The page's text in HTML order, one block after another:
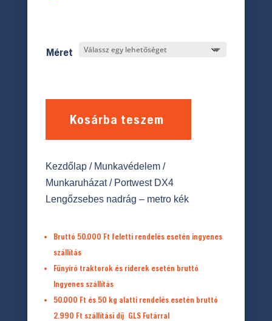
Méret
Kosárba teszem
Kezdőlap/ Munkavédelem/
Munkaruházat/ Portwest DX4
Lengőzsebes nadrág – metro kék
Bruttó 50.000 Ft feletti rendelés esetén ingyenes
szállítás
Fűnyíró traktorok és riderek esetén bruttó
Ingyenes szállítás
50.000 Ft és 50 kg alatti rendelés esetén bruttó
2.990 Ft szállítási díj GLS Futárral